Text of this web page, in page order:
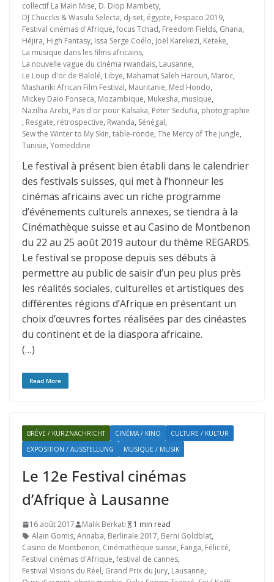
collectif La Main Mise, D. Diop Mambety,
DJ Chuccks & Wasulu Selecta, dj-set, égypte, Fespaco 2019,
Festival cinémas d'Afrique, focus Tchad, Freedom Fields, Ghana,
Héjira, High Fantasy, Issa Serge Coélo, Joël Karekezi, Keteke,
La musique dans les films africains,
La nouvelle vague du cinéma rwandais, Lausanne,
Le Loup d'or de Balolé, Libye, Mahamat Saleh Haroun, Maroc,
Mashariki African Film Festival, Mauritanie, Med Hondo,
Mickey Daio Fonseca, Mozambique, Mukesha, musique,
Nazilha Arebi, Pas d'or pour Kalsaka, Peter Sedufia, photographie
, Resgate, rétrospective, Rwanda, Sénégal,
Sew the Winter to My Skin, table-ronde, The Mercy of The Jungle,
Tunisie, Yomeddine
Le festival à présent bien établi dans le calendrier
des festivals suisses, qui met à l’honneur les
cinémas africains avec un riche programme
d’événements culturels annexes, se tiendra à la
Cinémathèque suisse et au Casino de Montbenon
du 22 au 25 août 2019 autour du thème REGARDS.
Le festival se propose depuis ses débuts à
permettre au public de saisir d’un peu plus près
les réalités sociales, culturelles et artistiques des
différentes régions d’Afrique en présentant un
choix d’œuvres fortes réalisées par des cinéastes
du continent et de la diaspora africaine.
(…)
Read More
BRÈVE / KURZNACHRICHT CINÉMA / KINO
CULTURE / KULTUR
EXPOSITION / AUSSTELLUNG
MUSIQUE / MUSIK
Le 12e Festival cinémas
d’Afrique à Lausanne
16 août 2017 Malik Berkati
1 min read
Alain Gomis, Annaba, Berlinale 2017, Berni Goldblat,
Casino de Montbenon, Cinémathèque suisse, Fanga, Félicité,
Festival cinémas d'Afrique, festival de cannes,
Festival Visions du Réel, Grand Prix du Jury, Lausanne,